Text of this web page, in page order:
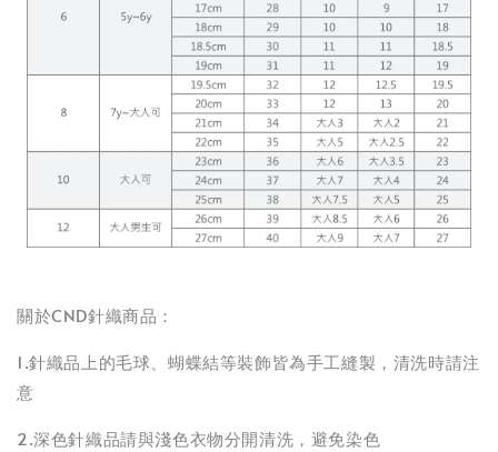
關於CND針織商品：
1.針織品上的毛球、蝴蝶結等裝飾皆為手工縫製，清洗時請注
意
2.深色針織品請與淺色衣物分開清洗，避免染色